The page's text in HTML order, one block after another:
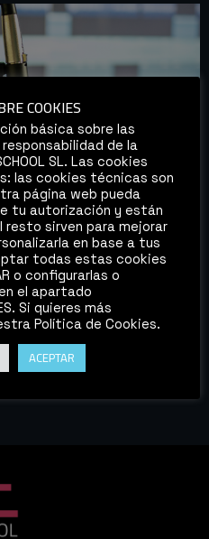
del sonido ha
significativa gracias
la evolución de la industria
en general. Como
profesiones en el mundo
presentamos a
COOKIES
básica sobre las
de la
SL. Las cookies
las cookies técnicas son
página web pueda
tu autorización y están
sirven para mejorar
en base a tus
todas estas cookies
o configurarlas o
el apartado
Si quieres más
Política de Cookies.
ACEPTAR